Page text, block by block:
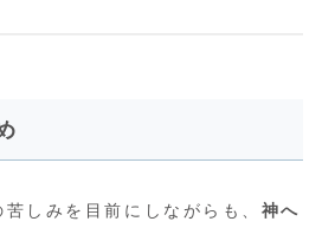
しみを目前にしながらも、 神へ